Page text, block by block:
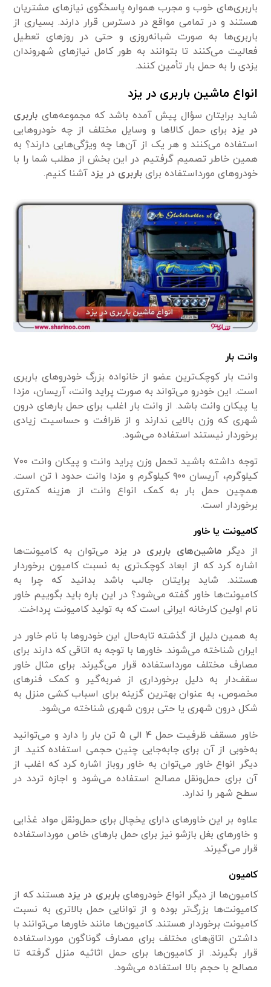
باربری‌های خوب و مجرب همواره پاسخگوی نیاز‌های مشتریان
هستند و در تمامی‌ مواقع در دسترس قرار دارند. بسیاری از
باربری‌ها به صورت شبانه‌روزی و حتی در روز‌های تعطیل
فعالیت می‌کنند تا بتوانند به طور کامل نیاز‌های شهروندان
یزدی را به حمل بار تأمین کنند.
انواع ماشین باربری در یزد
شاید برایتان سؤال پیش آمده باشد که مجموعه‌های باربری
در یزد برای حمل کالا‌ها و وسایل مختلف از چه خودرو‌هایی
استفاده می‌کنند و هر یک از آن‌ها چه ویژگی‌هایی دارند؟ به
همین خاطر تصمیم گرفتیم در این بخش از مطلب شما را با
خودرو‌های مورداستفاده برایباربری در یزد آشنا کنیم.
وانت بار
وانت بار کوچک‌ترین عضو از خانواده بزرگ خودرو‌های باربری
است. این خودرو می‌تواند به صورت پراید وانت، آریسان، مزدا
یا پیکان وانت باشد. از وانت بار اغلب برای حمل بار‌های درون
شهری که وزن بالایی ندارند و از ظرافت و حساسیت زیادی
برخوردار نیستند استفاده می‌شود.
توجه داشته باشید تحمل وزن پراید وانت و پیکان وانت ۷۰۰
کیلوگرم، آریسان ۹۰۰ کیلوگرم و مزدا وانت حدود ۱ تن است.
همچین حمل بار به کمک انواع وانت از هزینه کمتری
برخوردار است.
کامیونت یا خاور
از دیگرماشین‌های باربری در یزد می‌توان به کامیونت‌ها
اشاره کرد که از ابعاد کوچک‌تری به نسبت کامیون برخوردار
هستند. شاید برایتان جالب باشد بدانید که چرا به
کامیونت‌ها خاور گفته می‌شود؟ در این باره باید بگوییم خاور
نام اولین کارخانه ایرانی است که به تولید کامیونت پرداخت.
به همین دلیل از گذشته تابه‌حال این خودرو‌ها با نام خاور در
ایران شناخته می‌شوند. خاور‌ها با توجه به اتاقی که دارند برای
مصارف مختلف مورداستفاده قرار می‌گیرند. برای مثال خاور
سقف‌دار به دلیل برخورداری از ضربه‌گیر و کمک فنر‌های
مخصوص، به عنوان بهترین گزینه برای اسباب کشی منزل به
شکل درون شهری یا حتی برون شهری شناخته می‌شود.
خاور مسقف ظرفیت حمل ۴ الی ۵ تن بار را دارد و می‌توانید
به‌خوبی از آن برای جابه‌جایی چنین حجمی‌ استفاده کنید. از
دیگر انواع خاور می‌توان به خاور روباز اشاره کرد که اغلب از
آن برای حمل‌ونقل مصالح استفاده می‌شود و اجازه تردد در
سطح شهر را ندارد.
علاوه بر این خاور‌های دارای یخچال برای حمل‌ونقل مواد غذایی
و خاور‌های بغل بازشو نیز برای حمل بار‌های خاص مورداستفاده
قرار می‌گیرند.
کامیون
کامیون‌ها از دیگر انواع خودرو‌هایباربری در یزد هستند که از
کامیونت‌ها بزرگ‌تر بوده و از توانایی حمل بالاتری به نسبت
کامیونت برخوردار هستند. کامیون‌ها مانند خاور‌ها می‌توانند با
داشتن اتاق‌های مختلف برای مصارف گوناگون مورداستفاده
قرار بگیرند. از کامیون‌ها برای حمل اثاثیه منزل گرفته تا
مصالح با حجم بالا استفاده می‌شود.